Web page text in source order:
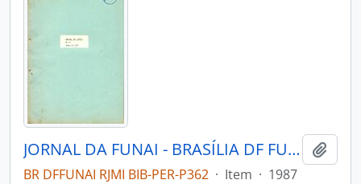
JORNAL DA FUNAI - BRASÍLIA DF FUNAI - 1987 - Nº05
BR DFFUNAI RJMI BIB-PER-P362 · Item · 1987